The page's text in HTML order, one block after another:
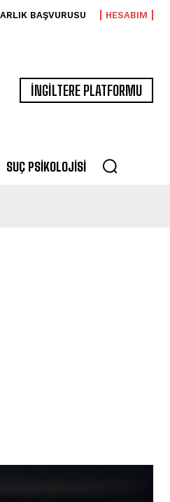
BAŞVURUSU HESABIM
İNGİLTERE PLATFORMU
SUÇ PSIKOLOJISI